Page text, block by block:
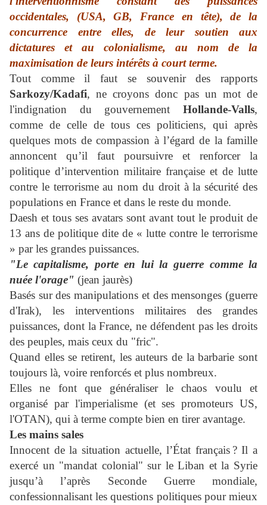
occidentales, (USA, GB, France en tête), de la
concurrence entre elles, de leur soutien aux
dictatures et au colonialisme, au nom de la
maximisation de leurs intérêts à court terme.
Tout comme il faut se souvenir des rapports
Sarkozy/Kadafi, ne croyons donc pas un mot de
l'indignation du gouvernement Hollande-Valls,
comme de celle de tous ces politiciens, qui après
quelques mots de compassion à l’égard de la famille
annoncent qu’il faut poursuivre et renforcer la
politique d’intervention militaire française et de lutte
contre le terrorisme au nom du droit à la sécurité des
populations en France et dans le reste du monde.
Daesh et tous ses avatars sont avant tout le produit de
13 ans de politique dite de « lutte contre le terrorisme
» par les grandes puissances.
"Le capitalisme, porte en lui la guerre comme la
nuée l'orage" (jean jaurès)
Basés sur des manipulations et des mensonges (guerre
d'Irak), les interventions militaires des grandes
puissances, dont la France, ne défendent pas les droits
des peuples, mais ceux du "fric".
Quand elles se retirent, les auteurs de la barbarie sont
toujours là, voire renforcés et plus nombreux.
Elles ne font que généraliser le chaos voulu et
organisé par l'imperialisme (et ses promoteurs US,
l'OTAN), qui à terme compte bien en tirer avantage.
Les mains sales
Innocent de la situation actuelle, l’État français ? Il a
exercé un "mandat colonial" sur le Liban et la Syrie
jusqu’à l’après Seconde Guerre mondiale,
confessionnalisant les questions politiques pour mieux